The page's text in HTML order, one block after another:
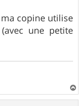
copine utilise
une petite
a